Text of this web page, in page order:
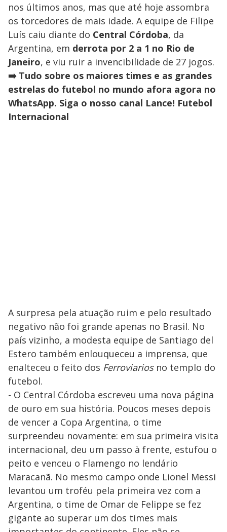
nos últimos anos, mas que até hoje assombra
os torcedores de mais idade. A equipe de Filipe
Luís caiu diante do Central Córdoba, da
Argentina, em derrota por 2 a 1 no Rio de
Janeiro, e viu ruir a invencibilidade de 27 jogos.
➡️ Tudo sobre os maiores times e as grandes
estrelas do futebol no mundo afora agora no
WhatsApp. Siga o nosso canal Lance! Futebol
Internacional
A surpresa pela atuação ruim e pelo resultado
negativo não foi grande apenas no Brasil. No
país vizinho, a modesta equipe de Santiago del
Estero também enlouqueceu a imprensa, que
enalteceu o feito dos Ferroviariosno templo do
futebol.
- O Central Córdoba escreveu uma nova página
de ouro em sua história. Poucos meses depois
de vencer a Copa Argentina, o time
surpreendeu novamente: em sua primeira visita
internacional, deu um passo à frente, estufou o
peito e venceu o Flamengo no lendário
Maracanã. No mesmo campo onde Lionel Messi
levantou um troféu pela primeira vez com a
Argentina, o time de Omar de Felippe se fez
gigante ao superar um dos times mais